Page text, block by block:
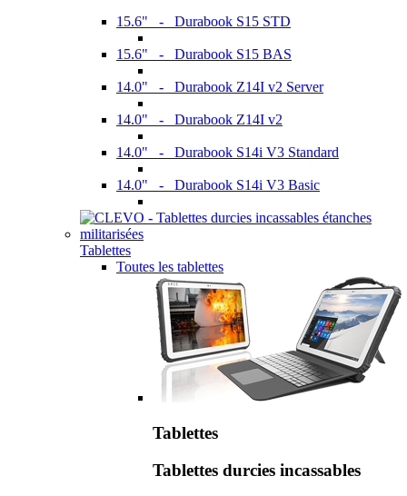
15.6" - Durabook S15 STD
15.6" - Durabook S15 BAS
14.0" - Durabook Z14I v2 Server
14.0" - Durabook Z14I v2
14.0" - Durabook S14i V3 Standard
14.0" - Durabook S14i V3 Basic
Tablettes
Toutes les tablettes
Tablettes
Tablettes durcies incassables